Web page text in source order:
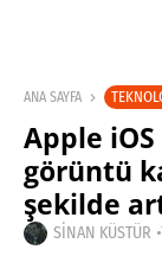
ANA SAYFA
Apple
görüntü
şekilde
SINAN KÜSTÜR